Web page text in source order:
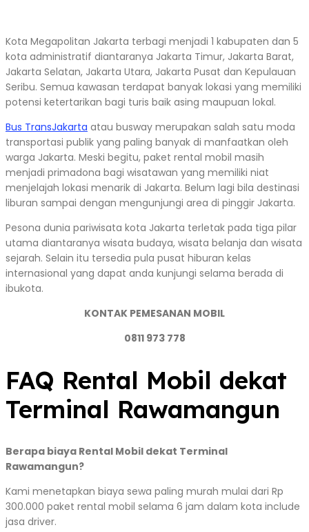
Kota Megapolitan Jakarta terbagi menjadi 1 kabupaten dan 5
kota administratif diantaranya Jakarta Timur, Jakarta Barat,
Jakarta Selatan, Jakarta Utara, Jakarta Pusat dan Kepulauan
Seribu. Semua kawasan terdapat banyak lokasi yang memiliki
potensi ketertarikan bagi turis baik asing maupuan lokal.
Bus TransJakarta atau busway merupakan salah satu moda
transportasi publik yang paling banyak di manfaatkan oleh
warga Jakarta. Meski begitu, paket rental mobil masih
menjadi primadona bagi wisatawan yang memiliki niat
menjelajah lokasi menarik di Jakarta. Belum lagi bila destinasi
liburan sampai dengan mengunjungi area di pinggir Jakarta.
Pesona dunia pariwisata kota Jakarta terletak pada tiga pilar
utama diantaranya wisata budaya, wisata belanja dan wisata
sejarah. Selain itu tersedia pula pusat hiburan kelas
internasional yang dapat anda kunjungi selama berada di
ibukota.
KONTAK PEMESANAN MOBIL
0811 973 778
FAQ Rental Mobil dekat
Terminal Rawamangun
Berapa biaya Rental Mobil dekat Terminal
Rawamangun?
Kami menetapkan biaya sewa paling murah mulai dari Rp
300.000 paket rental mobil selama 6 jam dalam kota include
jasa driver.